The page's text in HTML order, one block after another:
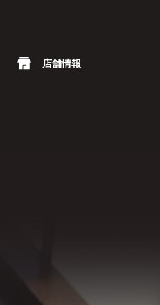
店舗情報